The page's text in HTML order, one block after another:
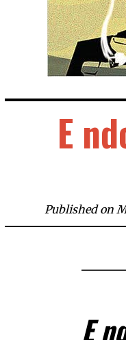
E
Published on
E